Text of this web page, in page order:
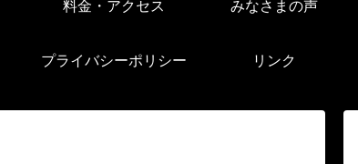
料金・アクセス みなさまの声
プライバシーポリシー リンク